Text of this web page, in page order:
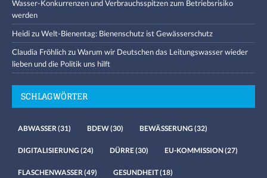
Wasser-Konkurrenzen und Verbrauchsspitzen zum Betriebsrisiko
werden
HeidizuWelt-Bienentag: Bienenschutz ist Gewässerschutz
Claudia FröhlichzuWarum wir Deutschen das Leitungswasser wieder
lieben und die Politik uns hilft
SCHLAGWÖRTER
ABWASSER(31) BDEW(30) BEWÄSSERUNG (32)
DIGITALISIERUNG (24) DÜRRE(30) EU-KOMMISSION(27)
FLASCHENWASSER(49) GESUNDHEIT(18)